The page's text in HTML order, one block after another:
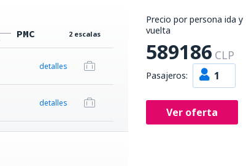
Precio por persona ida y
vuelta
589186 CLP
Pasajeros: 1
Ver oferta
PMC 2 escalas
detalles
detalles